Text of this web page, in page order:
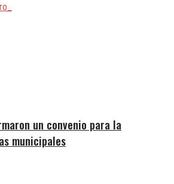
un convenio para la
municipales